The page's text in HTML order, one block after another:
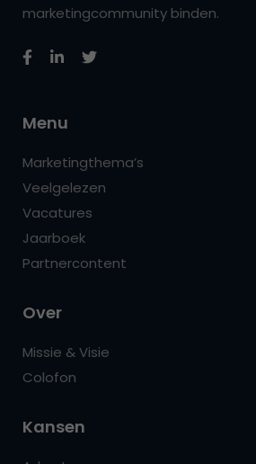
marketingcommunity binden.
Menu
Marketingthema’s
Veelgelezen
Vacatures
Jaarboek
Partnercontent
Over
Missie & Visie
Colofon
Kansen